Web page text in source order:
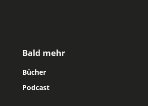
Bald mehr
Bücher
Podcast